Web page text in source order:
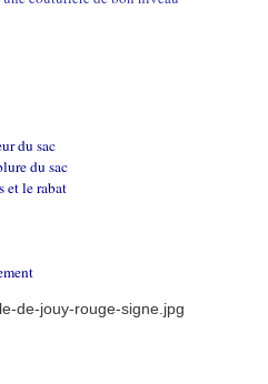
du sac
du sac
et le rabat